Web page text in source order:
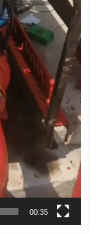
00:35